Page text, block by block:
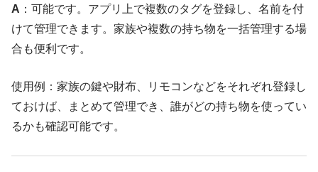
A ：可能です。アプリ上で複数のタグを登録し、名前を付
けて管理できます。家族や複数の持ち物を一括管理する場
合も便利です。
使用例：家族の鍵や財布、リモコンなどをそれぞれ登録し
ておけば、まとめて管理でき、誰がどの持ち物を使ってい
るかも確認可能です。